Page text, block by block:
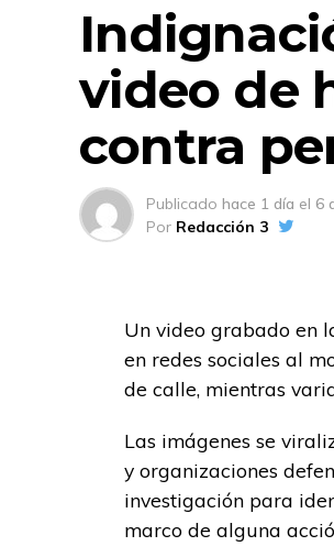
video de
contra
Publicado hace 1 día el 6
Por Redacción 3
Un video grabado en
en redes sociales al
de calle, mientras
Las imágenes se
y organizaciones
investigación para
marco de alguna